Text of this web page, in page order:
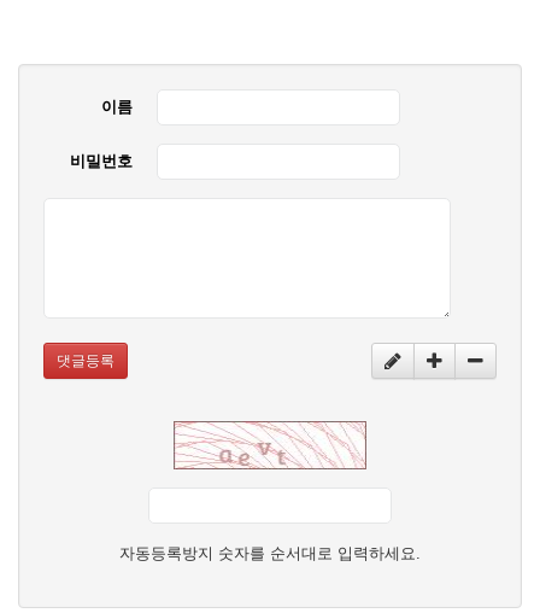
이름
비밀번호
댓글등록
자동등록방지 숫자를 순서대로 입력하세요.